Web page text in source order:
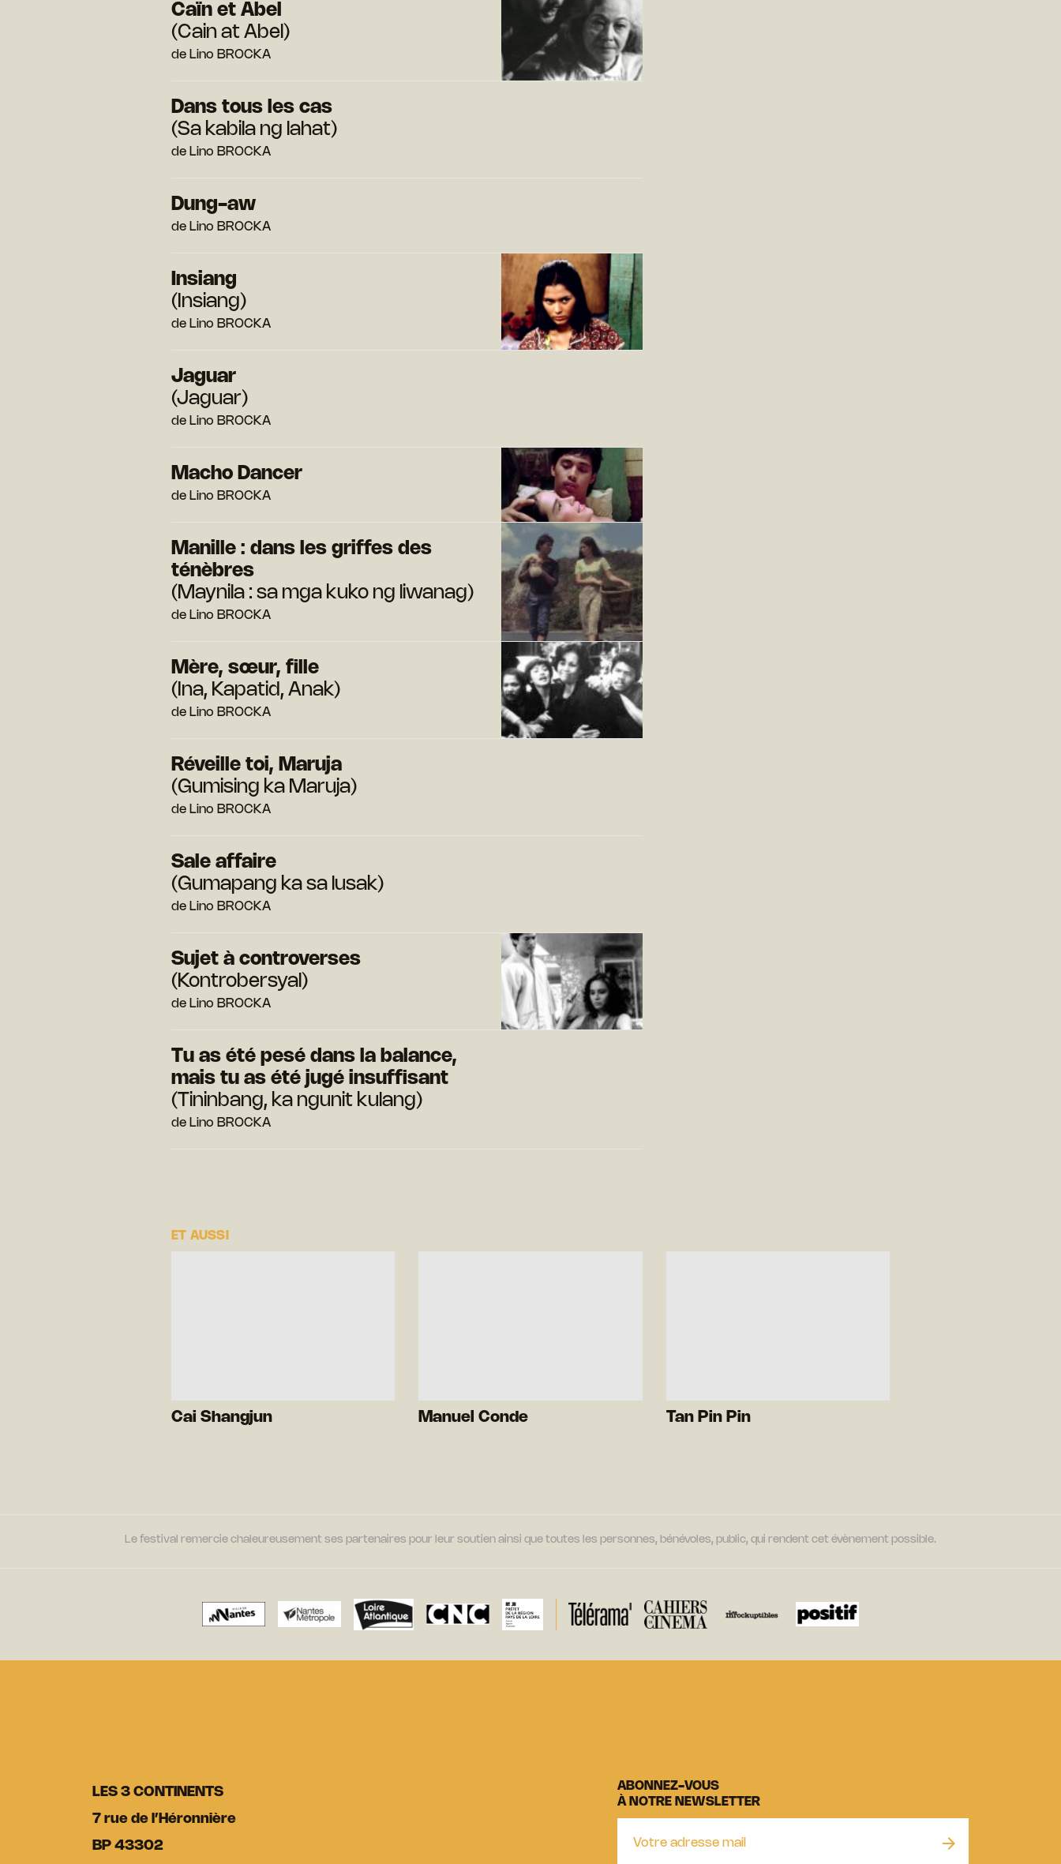
Caïn et Abel
(Cain at Abel)
de Lino BROCKA
Dans tous les cas
(Sa kabila ng lahat)
de Lino BROCKA
Dung-aw
de Lino BROCKA
Insiang
(Insiang)
de Lino BROCKA
Jaguar
(Jaguar)
de Lino BROCKA
Macho Dancer
de Lino BROCKA
Manille : dans les griffes des
ténèbres
(Maynila : sa mga kuko ng liwanag)
de Lino BROCKA
Mère, sœur, fille
(Ina, Kapatid, Anak)
de Lino BROCKA
Réveille toi, Maruja
(Gumising ka Maruja)
de Lino BROCKA
Sale affaire
(Gumapang ka sa lusak)
de Lino BROCKA
Sujet à controverses
(Kontrobersyal)
de Lino BROCKA
Tu as été pesé dans la balance,
mais tu as été jugé insuffisant
(Tininbang, ka ngunit kulang)
de Lino BROCKA
ET AUSSI
Cai Shangjun Manuel Conde Tan Pin Pin
Le festival remercie chaleureusement ses partenaires pour leur soutien ainsi que toutes les personnes, bénévoles, public, qui rendent cet évènement possible.
LES 3 CONTINENTS
7 rue de l’Héronnière
BP 43302
ABONNEZ-VOUS
À NOTRE NEWSLETTER